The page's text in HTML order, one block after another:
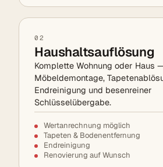
02
Haushaltsauflösung
Komplette Wohnung oder Haus
Möbeldemontage,
Endreinigung und besenreiner
Schlüsselübergabe.
Wertanrechnung möglich
Tapeten & Bodenentfernung
Endreinigung
Renovierung auf Wunsch